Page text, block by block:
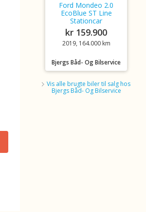
Ford Mondeo 2.0
EcoBlue ST Line
Stationcar
kr 159.900
2019, 164.000 km
Bjergs Båd- Og Bilservice
Vis alle brugte biler til salg hos
Bjergs Båd- Og Bilservice